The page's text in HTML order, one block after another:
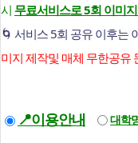
시 무료서비스로 5회 이미
🌀 서비스 5회 공유 이후는
미지 제작및 매체 무한공유
📍이용안내 대학